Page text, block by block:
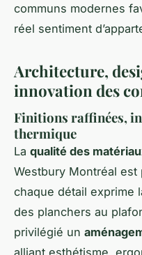
communs modernes
réel sentiment
Architecture,
innovation des
Finitions raffinées,
thermique
La qualité des
Westbury Montréal est
chaque détail exprime
des planchers au
privilégié un
alliant esthétisme,